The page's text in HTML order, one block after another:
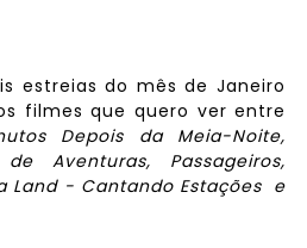
estreias do mês de Janeiro
filmes que quero ver entre
Depois da Meia-Noite,
Aventuras, Passageiros,
Land - Cantando Estações e